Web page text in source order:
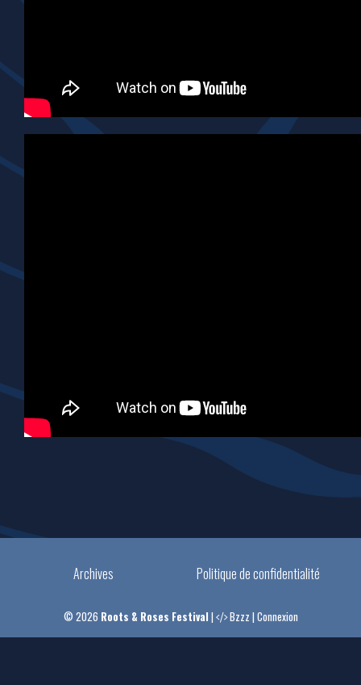
Archives Politique de confidentialité
© 2026 Roots & Roses Festival | Bzzz | Connexion